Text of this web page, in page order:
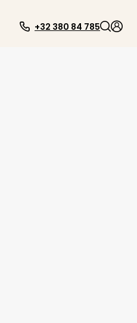
+32 380 84 785